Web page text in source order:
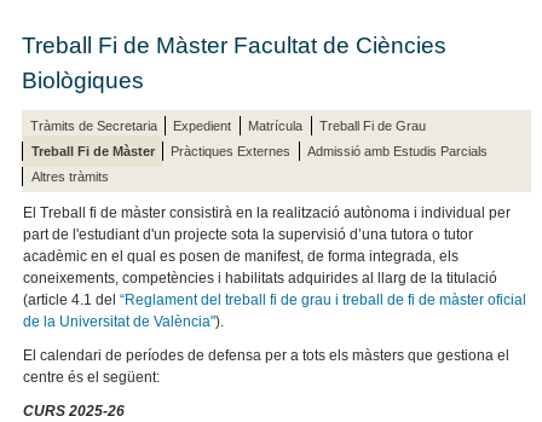
Treball Fi de Màster Facultat de Ciències
Biològiques
Tràmits de Secretaria Expedient Matrícula
Treball Fi de Grau
Treball Fi de Màster
Pràctiques Externes
Admissió amb Estudis Parcials
Altres tràmits
El Treball fi de màster consistirà en la realització autònoma i individual per
part de l'estudiant d'un projecte sota la supervisió d’una tutora o tutor
acadèmic en el qual es posen de manifest, de forma integrada, els
coneixements, competències i habilitats adquirides al llarg de la titulació
(article 4.1 del“Reglament del treball fi de grau i treball de fi de màster oficial
de la Universitat de València").
E l calendari de períodes de defensa per a tots els màsters que gestiona el
centre és el següent:
CURS 2025-26